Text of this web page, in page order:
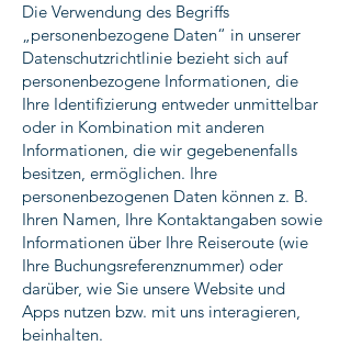
Die Verwendung des Begriffs
„personenbezogene Daten“ in unserer
Datenschutzrichtlinie bezieht sich auf
personenbezogene Informationen, die
Ihre Identifizierung entweder unmittelbar
oder in Kombination mit anderen
Informationen, die wir gegebenenfalls
besitzen, ermöglichen. Ihre
personenbezogenen Daten können z. B.
Ihren Namen, Ihre Kontaktangaben sowie
Informationen über Ihre Reiseroute (wie
Ihre Buchungsreferenznummer) oder
darüber, wie Sie unsere Website und
Apps nutzen bzw. mit uns interagieren,
beinhalten.